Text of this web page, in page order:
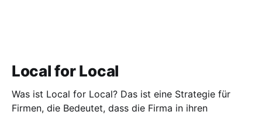
Local for Local
Was ist Local for Local? Das ist eine Strategie für
Firmen, die Bedeutet, dass die Firma in ihren